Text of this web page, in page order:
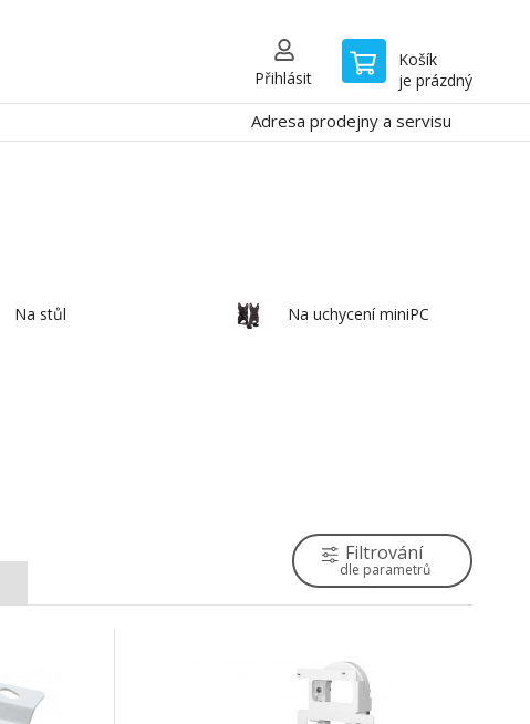
Přihlásit
Košík
je prázdný
Adresa prodejny a servisu
Na stůl Na uchycení miniPC
Filtrování
dle parametrů